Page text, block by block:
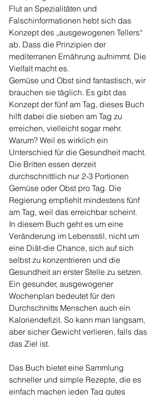
Flut an Spezialitäten und
Falschinformationen hebt sich das
Konzept des „ausgewogenen Tellers“
ab. Dass die Prinzipien der
mediterranen Ernährung aufnimmt. Die
Vielfalt macht es.
Gemüse und Obst sind fantastisch, wir
brauchen sie täglich. Es gibt das
Konzept der fünf am Tag, dieses Buch
hilft dabei die sieben am Tag zu
erreichen, vielleicht sogar mehr.
Warum? Weil es wirklich ein
Unterschied für die Gesundheit macht.
Die Britten essen derzeit
durchschnittlich nur 2-3 Portionen
Gemüse oder Obst pro Tag. Die
Regierung empfiehlt mindestens fünf
am Tag, weil das erreichbar scheint.
In diesem Buch geht es um eine
Veränderung im Lebensstil, nicht um
eine Diät-die Chance, sich auf sich
selbst zu konzentrieren und die
Gesundheit an erster Stelle zu setzen.
Ein gesunder, ausgewogener
Wochenplan bedeutet für den
Durchschnitts Menschen auch ein
Kaloriendefizit. So kann man langsam,
aber sicher Gewicht verlieren, falls das
das Ziel ist.
Das Buch bietet eine Sammlung
schneller und simple Rezepte, die es
einfach machen jeden Tag gutes